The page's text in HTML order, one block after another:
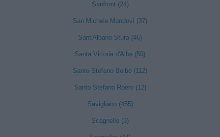
Sanfront (24)
San Michele Mondovì (37)
Sant'Albano Stura (46)
Santa Vittoria d'Alba (50)
Santo Stefano Belbo (112)
Santo Stefano Roero (12)
Savigliano (455)
Scagnello (3)